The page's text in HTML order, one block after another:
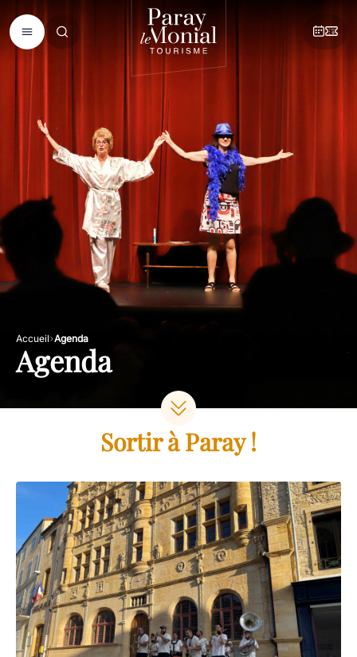
Accueil Agenda
Agenda
Sortir à Paray !